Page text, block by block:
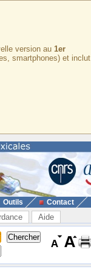
version au 1er
smartphones) et inclut
Outils Contact
Aide